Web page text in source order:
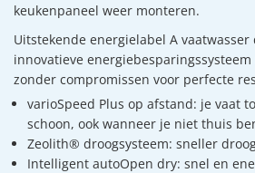
keukenpaneel weer monteren.
Uitstekende energielabel A
innovatieve
zonder compromissen voor perfecte
varioSpeed Plus op afstand: je vaat
schoon, ook wanneer je niet thuis
Zeolith® droogsysteem: sneller
Intelligent autoOpen dry: snel en